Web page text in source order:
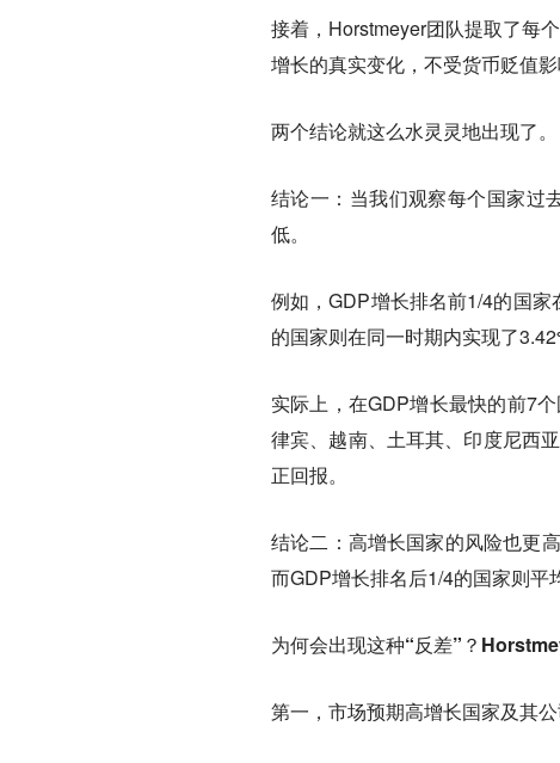
接着，Horstmeyer团队提取了每
增长的真实变化，不受货币贬值影
两个结论就这么水灵灵地出现了。
结论一：当我们观察每个国家过
低。
例如，GDP增长排名前1/4的国
的国家则在同一时期内实现了
实际上，在GDP增长最快的前7
律宾、越南、土耳其、印度尼西
正回报。
结论二：高增长国家的风险也更高
而GDP增长排名后1/4的国家则平
为何会出现这种“反差”？
第一，市场预期高增长国家及其